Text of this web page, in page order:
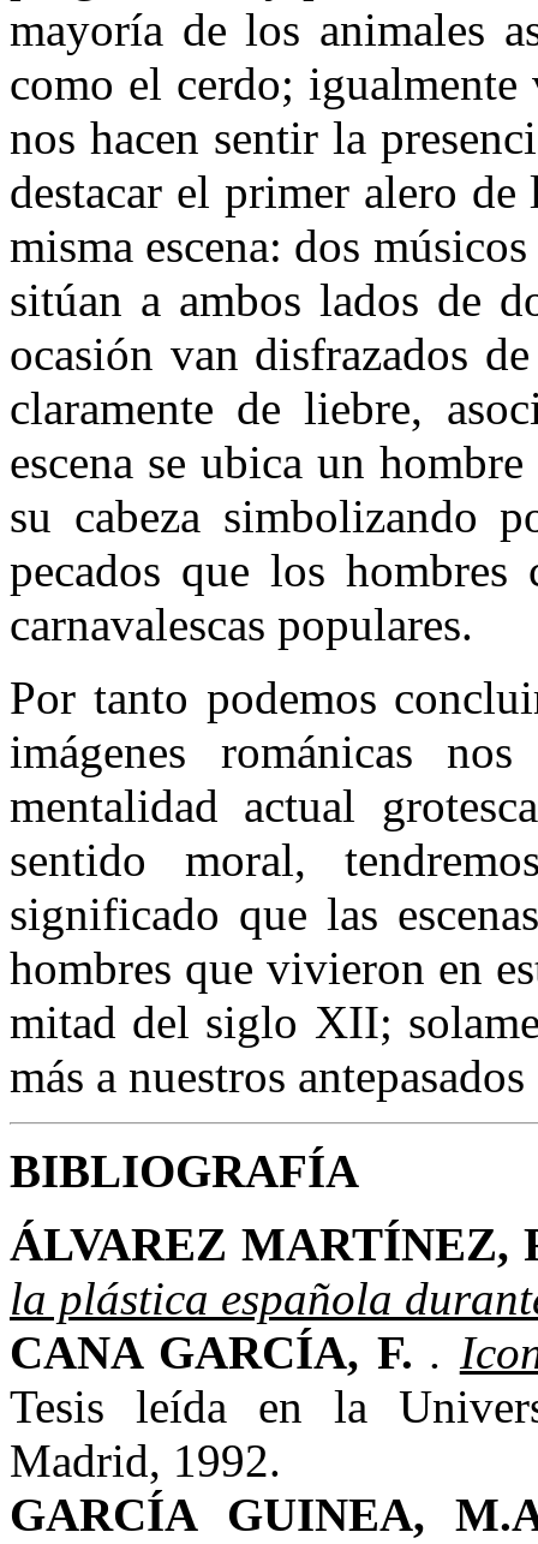
mayoría de los animales
como el cerdo; igualmente
nos hacen sentir la
destacar el primer alero de
misma escena: dos
sitúan a ambos lados de
ocasión van disfrazados
claramente de liebre,
escena se ubica un
su cabeza simbolizando
pecados que los hombres
carnavalescas populares.
Por tanto podemos
imágenes románicas
mentalidad actual
sentido moral,
significado que las
hombres que vivieron en
mitad del siglo XII;
más a nuestros
BIBLIOGRAFÍA
ÁLVAREZ MARTÍNEZ,
la plástica española
CANA GARCÍA, F. .
Tesis leída en la
Madrid, 1992.
GARCÍA GUINEA,